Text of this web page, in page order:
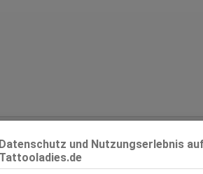
Datenschutz und Nutzungserlebnis
Tattooladies.de
weiblich
170 cm